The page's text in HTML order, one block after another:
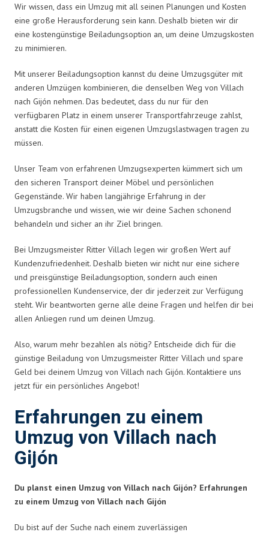
Wir wissen, dass ein Umzug mit all seinen Planungen und Kosten
eine große Herausforderung sein kann. Deshalb bieten wir dir
eine kostengünstige Beiladungsoption an, um deine Umzugskosten
zu minimieren.
Mit unserer Beiladungsoption kannst du deine Umzugsgüter mit
anderen Umzügen kombinieren, die denselben Weg von Villach
nach Gijón nehmen. Das bedeutet, dass du nur für den
verfügbaren Platz in einem unserer Transportfahrzeuge zahlst,
anstatt die Kosten für einen eigenen Umzugslastwagen tragen zu
müssen.
Unser Team von erfahrenen Umzugsexperten kümmert sich um
den sicheren Transport deiner Möbel und persönlichen
Gegenstände. Wir haben langjährige Erfahrung in der
Umzugsbranche und wissen, wie wir deine Sachen schonend
behandeln und sicher an ihr Ziel bringen.
Bei Umzugsmeister Ritter Villach legen wir großen Wert auf
Kundenzufriedenheit. Deshalb bieten wir nicht nur eine sichere
und preisgünstige Beiladungsoption, sondern auch einen
professionellen Kundenservice, der dir jederzeit zur Verfügung
steht. Wir beantworten gerne alle deine Fragen und helfen dir bei
allen Anliegen rund um deinen Umzug.
Also, warum mehr bezahlen als nötig? Entscheide dich für die
günstige Beiladung von Umzugsmeister Ritter Villach und spare
Geld bei deinem Umzug von Villach nach Gijón. Kontaktiere uns
jetzt für ein persönliches Angebot!
Erfahrungen zu einem
Umzug von Villach nach
Gijón
Du planst einen Umzug von Villach nach Gijón? Erfahrungen
zu einem Umzug von Villach nach Gijón
Du bist auf der Suche nach einem zuverlässigen